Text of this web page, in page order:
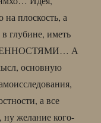
на плоскость, а
глубине, иметь
А
основную
а все
ну желание кого-